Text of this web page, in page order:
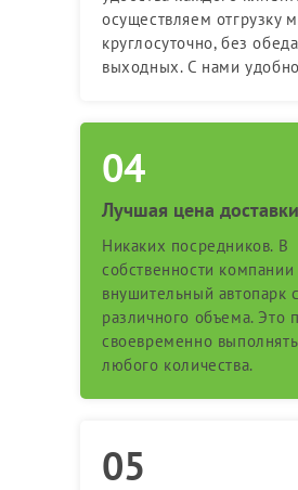
осуществляем отгрузку
круглосуточно, без
выходных. С нами
Лучшая цена
Никаких посредников. В
собственности компании
внушительный автопарк
различного объема. Это
своевременно выполнять
любого количества.